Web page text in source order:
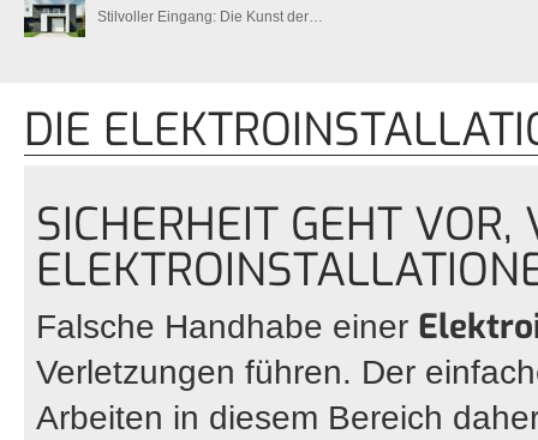
Stilvoller Eingang: Die Kunst der…
DIE
SICHERHEIT GEHT
Falsche Handhabe einer
Verletzungen führen. Der
Arbeiten in diesem Bereich